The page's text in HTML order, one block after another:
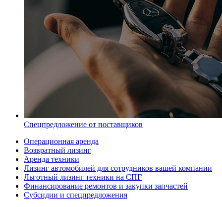
Спецпредложение от поставщиков
Операционная аренда
Возвратный лизинг
Аренда техники
Лизинг автомобилей для сотрудников вашей компании
Льготный лизинг техники на СПГ
Финансирование ремонтов и закупки запчастей
Субсидии и спецпредложения